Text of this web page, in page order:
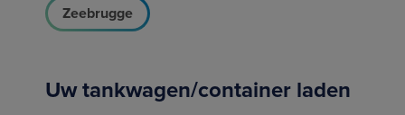
Zeebrugge
Uw tankwagen/container laden